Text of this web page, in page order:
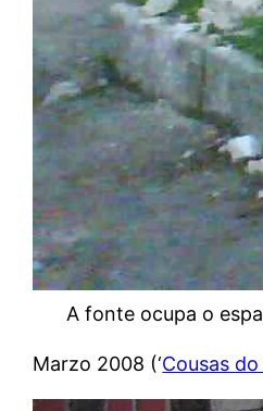
A fonte ocupa o
Marzo 2008 (‘Cousas